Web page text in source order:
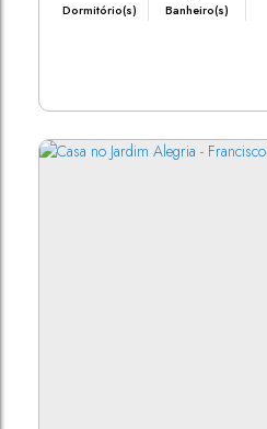
Dormitório(s) Banheiro(s)